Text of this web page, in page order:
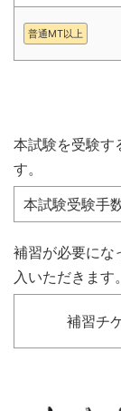
普通MT以上
本試験を受験す
す。
本試験受験手
補習が必要にな
入いただきます。
補習チ